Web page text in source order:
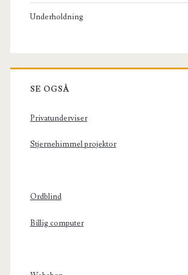
Underholdning
SE OGSÅ
Privatunderviser
Stjernehimmel projektor
Ordblind
Billig computer